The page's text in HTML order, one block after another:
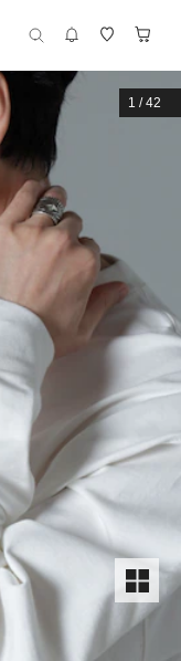
1 /42